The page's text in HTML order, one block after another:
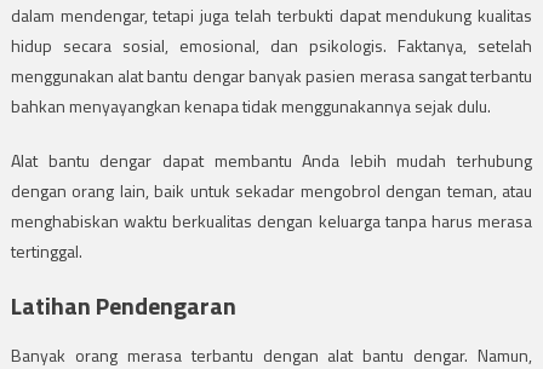
dalam mendengar, tetapi juga telah terbukti dapat mendukung kualitas
hidup secara sosial, emosional, dan psikologis. Faktanya, setelah
menggunakan alat bantu dengar banyak pasien merasa sangat terbantu
bahkan menyayangkan kenapa tidak menggunakannya sejak dulu.
Alat bantu dengar dapat membantu Anda lebih mudah terhubung
dengan orang lain, baik untuk sekadar mengobrol dengan teman, atau
menghabiskan waktu berkualitas dengan keluarga tanpa harus merasa
tertinggal.
Latihan Pendengaran
Banyak orang merasa terbantu dengan alat bantu dengar. Namun,